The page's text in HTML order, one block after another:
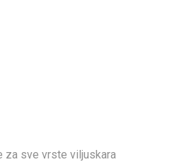
za sve vrste viljuskara